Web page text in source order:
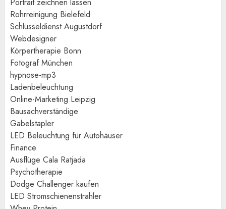
Rohrreinigung Bielefeld
Schlüsseldienst Augustdorf
Webdesigner
Körpertherapie Bonn
Fotograf München
hypnose-mp3
Ladenbeleuchtung
Online-Marketing Leipzig
Bausachverständige
Gabelstapler
LED Beleuchtung für Autohäuser
Finance
Ausflüge Cala Ratjada
Psychotherapie
Dodge Challenger kaufen
LED Stromschienenstrahler